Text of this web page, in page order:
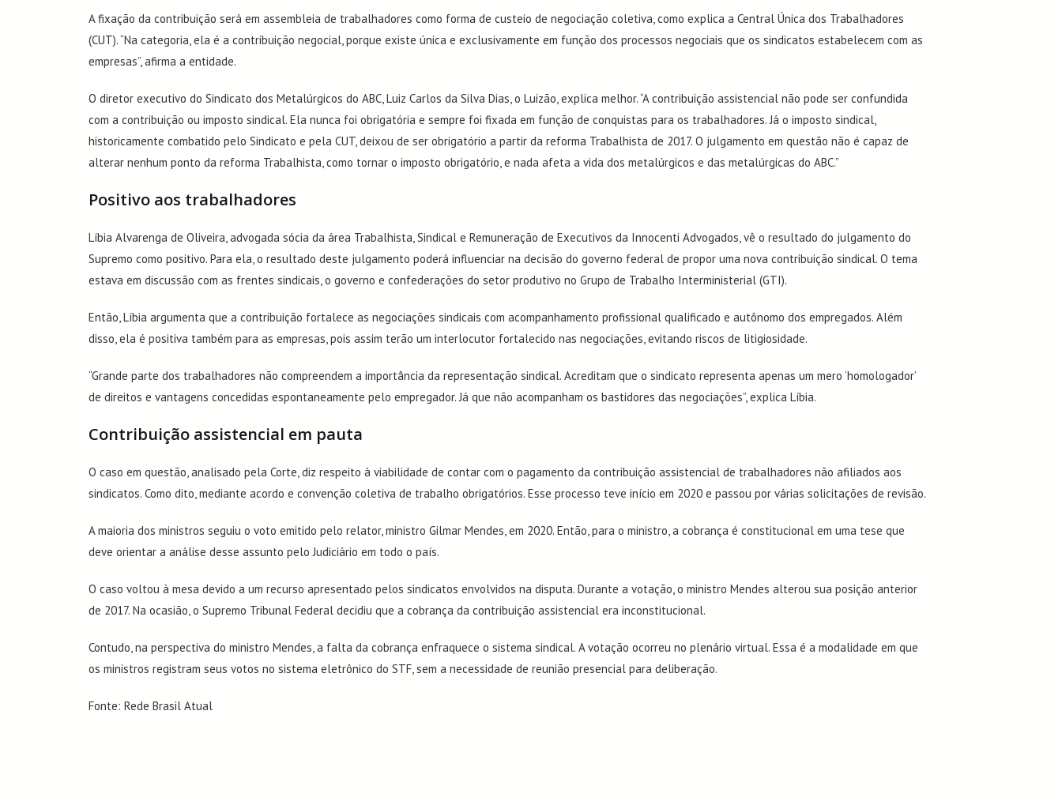
A fixação da contribuição será em assembleia de trabalhadores como forma de custeio de negociação coletiva, como explica a Central Única dos Trabalhadores
(CUT). “Na categoria, ela é a contribuição negocial, porque existe única e exclusivamente em função dos processos negociais que os sindicatos estabelecem com as
empresas”, afirma a entidade.
O diretor executivo do Sindicato dos Metalúrgicos do ABC, Luiz Carlos da Silva Dias, o Luizão, explica melhor. “A contribuição assistencial não pode ser confundida
com a contribuição ou imposto sindical. Ela nunca foi obrigatória e sempre foi fixada em função de conquistas para os trabalhadores. Já o imposto sindical,
historicamente combatido pelo Sindicato e pela CUT, deixou de ser obrigatório a partir da reforma Trabalhista de 2017. O julgamento em questão não é capaz de
alterar nenhum ponto da reforma Trabalhista, como tornar o imposto obrigatório, e nada afeta a vida dos metalúrgicos e das metalúrgicas do ABC.”
Positivo aos trabalhadores
Líbia Alvarenga de Oliveira, advogada sócia da área Trabalhista, Sindical e Remuneração de Executivos da Innocenti Advogados, vê o resultado do julgamento do
Supremo como positivo. Para ela, o resultado deste julgamento poderá influenciar na decisão do governo federal de propor uma nova contribuição sindical. O tema
estava em discussão com as frentes sindicais, o governo e confederações do setor produtivo no Grupo de Trabalho Interministerial (GTI).
Então, Líbia argumenta que a contribuição fortalece as negociações sindicais com acompanhamento profissional qualificado e autônomo dos empregados. Além
disso, ela é positiva também para as empresas, pois assim terão um interlocutor fortalecido nas negociações, evitando riscos de litigiosidade.
“Grande parte dos trabalhadores não compreendem a importância da representação sindical. Acreditam que o sindicato representa apenas um mero ‘homologador’
de direitos e vantagens concedidas espontaneamente pelo empregador. Já que não acompanham os bastidores das negociações”, explica Líbia.
Contribuição assistencial em pauta
O caso em questão, analisado pela Corte, diz respeito à viabilidade de contar com o pagamento da contribuição assistencial de trabalhadores não afiliados aos
sindicatos. Como dito, mediante acordo e convenção coletiva de trabalho obrigatórios. Esse processo teve início em 2020 e passou por várias solicitações de revisão.
A maioria dos ministros seguiu o voto emitido pelo relator, ministro Gilmar Mendes, em 2020. Então, para o ministro, a cobrança é constitucional em uma tese que
deve orientar a análise desse assunto pelo Judiciário em todo o país.
O caso voltou à mesa devido a um recurso apresentado pelos sindicatos envolvidos na disputa. Durante a votação, o ministro Mendes alterou sua posição anterior
de 2017. Na ocasião, o Supremo Tribunal Federal decidiu que a cobrança da contribuição assistencial era inconstitucional.
Contudo, na perspectiva do ministro Mendes, a falta da cobrança enfraquece o sistema sindical. A votação ocorreu no plenário virtual. Essa é a modalidade em que
os ministros registram seus votos no sistema eletrônico do STF, sem a necessidade de reunião presencial para deliberação.
Fonte: Rede Brasil Atual
(61) 3081-0524 | 98242-4111
1303, 1304 e 1305 (Em frente ao SESC do Edifício
Presidente Dutra)
Email:sisdf@sisdf.com.br
Boletim Informativo
Perguntas Frequentes
SISDF